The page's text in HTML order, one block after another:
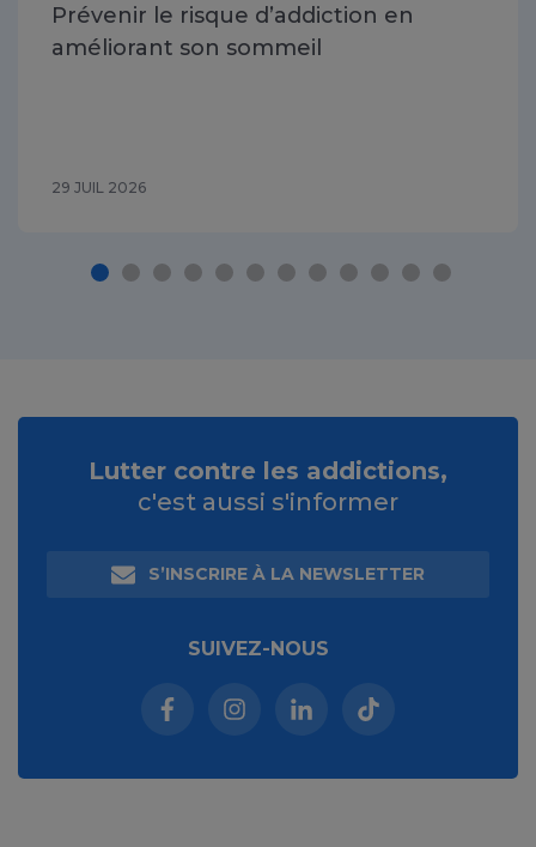
Prévenir le risque d’addiction en
améliorant son sommeil
29 JUIL 2026
Lutter contre les addictions,
c'est aussi s'informer
S’INSCRIRE À LA NEWSLETTER
SUIVEZ-NOUS
Facebook (nouvelle fenêtre)
Instagram (nouvelle fenêtre)
Linkedin (nouvelle
Tiktok (nouvelle